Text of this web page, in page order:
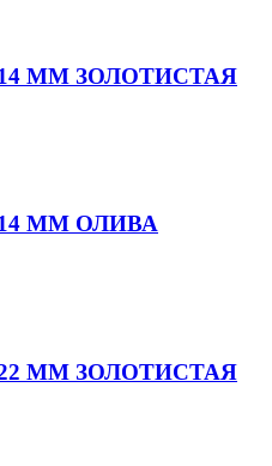
ММ ЗОЛОТИСТАЯ
ММ ОЛИВА
ММ ЗОЛОТИСТАЯ